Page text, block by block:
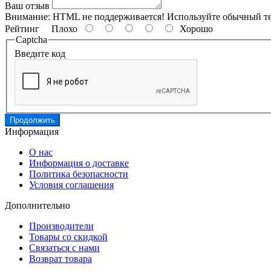
Ваш отзыв
Внимание: HTML не поддерживается! Используйте обычный
Рейтинг Плохо
Хорошо
Captcha
Введите код
Продолжить
Информация
О нас
Информация о доставке
Политика безопасности
Условия соглашения
Дополнительно
Производители
Товары со скидкой
Связаться с нами
Возврат товара